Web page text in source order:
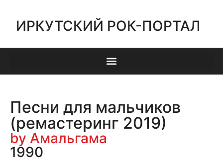
ИРКУТСКИЙ РОК-ПОРТАЛ
Песни для мальчиков
(ремастеринг 2019)
by Амальгама
1990